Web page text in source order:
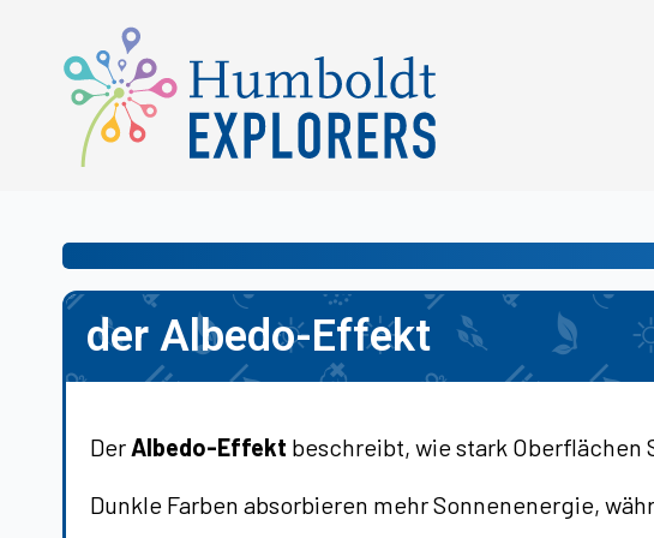
der Albedo-Effekt
Der Albedo-Effekt beschreibt, wie stark
Dunkle Farben absorbieren mehr Sonnenenergie,